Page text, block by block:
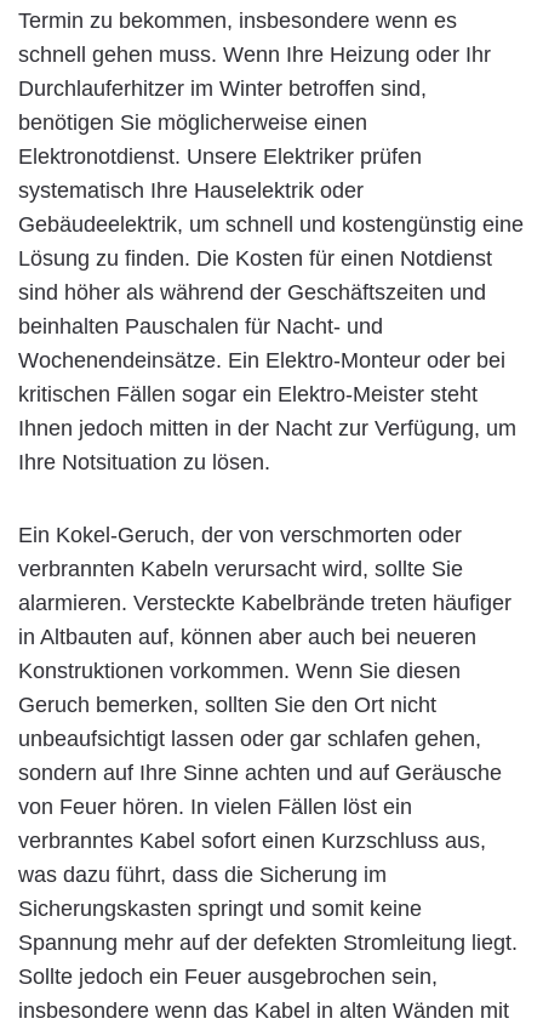
Termin zu bekommen, insbesondere wenn es
schnell gehen muss. Wenn Ihre Heizung oder Ihr
Durchlauferhitzer im Winter betroffen sind,
benötigen Sie möglicherweise einen
Elektronotdienst. Unsere Elektriker prüfen
systematisch Ihre Hauselektrik oder
Gebäudeelektrik, um schnell und kostengünstig eine
Lösung zu finden. Die Kosten für einen Notdienst
sind höher als während der Geschäftszeiten und
beinhalten Pauschalen für Nacht- und
Wochenendeinsätze. Ein Elektro-Monteur oder bei
kritischen Fällen sogar ein Elektro-Meister steht
Ihnen jedoch mitten in der Nacht zur Verfügung, um
Ihre Notsituation zu lösen.
Ein Kokel-Geruch, der von verschmorten oder
verbrannten Kabeln verursacht wird, sollte Sie
alarmieren. Versteckte Kabelbrände treten häufiger
in Altbauten auf, können aber auch bei neueren
Konstruktionen vorkommen. Wenn Sie diesen
Geruch bemerken, sollten Sie den Ort nicht
unbeaufsichtigt lassen oder gar schlafen gehen,
sondern auf Ihre Sinne achten und auf Geräusche
von Feuer hören. In vielen Fällen löst ein
verbranntes Kabel sofort einen Kurzschluss aus,
was dazu führt, dass die Sicherung im
Sicherungskasten springt und somit keine
Spannung mehr auf der defekten Stromleitung liegt.
Sollte jedoch ein Feuer ausgebrochen sein,
insbesondere wenn das Kabel in alten Wänden mit